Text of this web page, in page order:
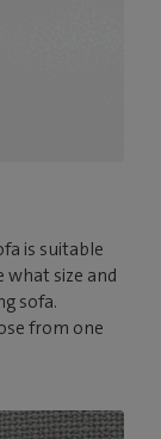
is suitable
what size and
sofa.
from one